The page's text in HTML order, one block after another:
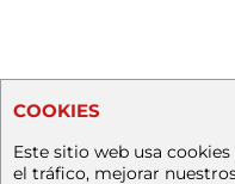
COOKIES
Este sitio web usa
el tráfico, mejorar